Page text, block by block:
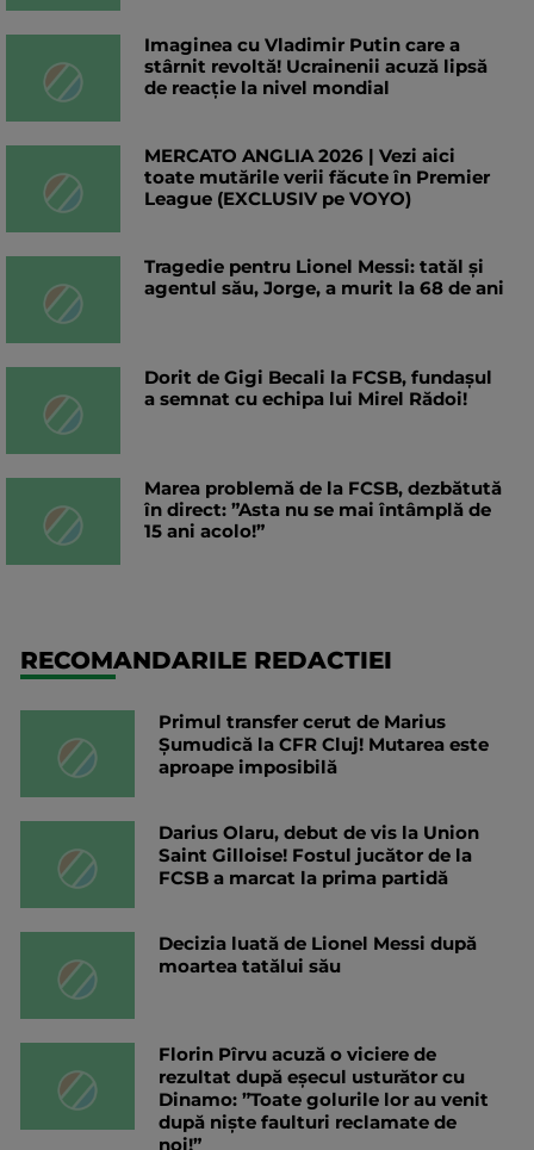
Imaginea cu Vladimir Putin care a
stârnit revoltă! Ucrainenii acuză lipsă
de reacție la nivel mondial
MERCATO ANGLIA 2026 | Vezi aici
toate mutările verii făcute în Premier
League (EXCLUSIV pe VOYO)
Tragedie pentru Lionel Messi: tatăl și
agentul său, Jorge, a murit la 68 de ani
Dorit de Gigi Becali la FCSB, fundașul
a semnat cu echipa lui Mirel Rădoi!
Marea problemă de la FCSB, dezbătută
în direct: ”Asta nu se mai întâmplă de
15 ani acolo!”
RECOMANDARILE REDACTIEI
Primul transfer cerut de Marius
Șumudică la CFR Cluj! Mutarea este
aproape imposibilă
Darius Olaru, debut de vis la Union
Saint Gilloise! Fostul jucător de la
FCSB a marcat la prima partidă
Decizia luată de Lionel Messi după
moartea tatălui său
Florin Pîrvu acuză o viciere de
rezultat după eșecul usturător cu
Dinamo: ”Toate golurile lor au venit
după niște faulturi reclamate de
noi!”